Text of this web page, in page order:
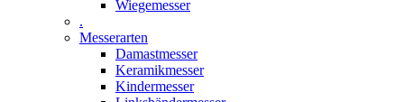
Wiegemesser
.
Messerarten
Damastmesser
Keramikmesser
Kindermesser